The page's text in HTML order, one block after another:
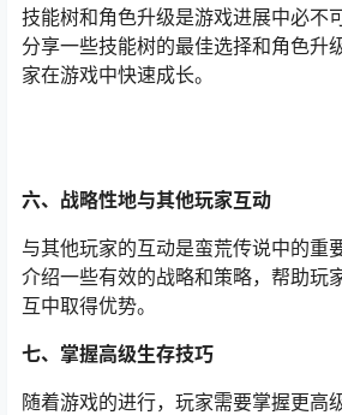
技能树和角色升级是游戏进展中必不
分享一些技能树的最佳选择和角色升
家在游戏中快速成长。
六、战略性地与其他玩家互动
与其他玩家的互动是蛮荒传说中的重
介绍一些有效的战略和策略，帮助玩
互中取得优势。
七、掌握高级生存技巧
随着游戏的进行，玩家需要掌握更高